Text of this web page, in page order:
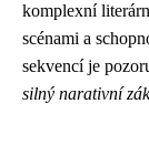
komplexní
scénami a
sekvencí je
silný narativní